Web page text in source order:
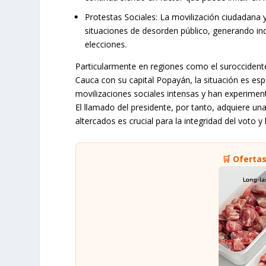
Protestas Sociales: La movilización ciudadana
situaciones de desorden público, generando
elecciones.
Particularmente en regiones como el
Cauca con su capital Popayán, la situación es
movilizaciones sociales intensas y han
El llamado del presidente, por tanto, adquiere
altercados es crucial para la integridad del voto y
🛒